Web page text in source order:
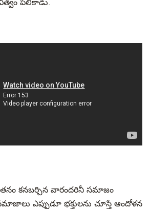
పలికాడు.
కనబర్చిన వారందరినీ సమాజం
ఎప్పుడూ భక్తులను చూస్తే ఆందోళన